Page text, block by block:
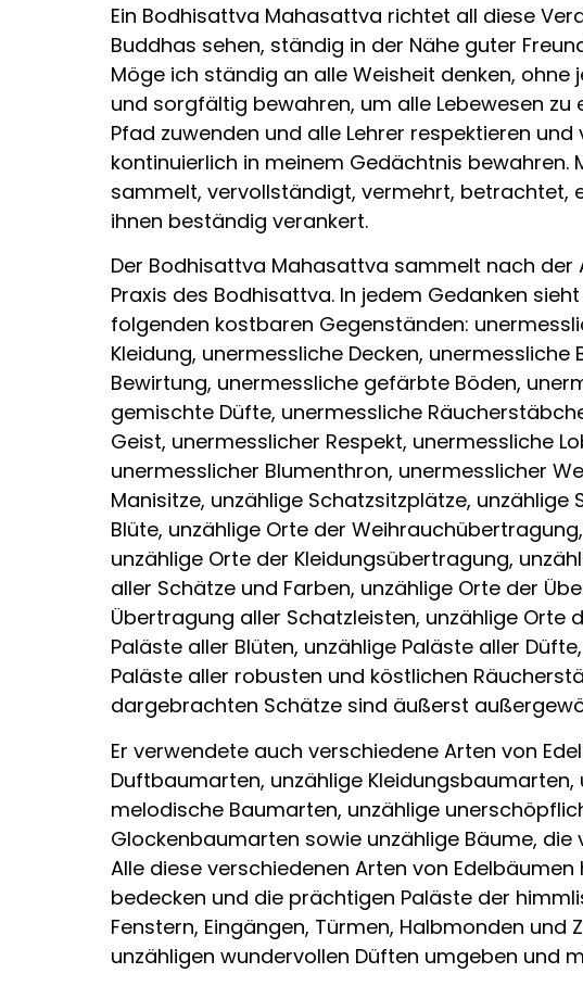
Ein Bodhisattva Mahasattva richtet all diese
Buddhas sehen, ständig in der Nähe guter
Möge ich ständig an alle Weisheit denken,
und sorgfältig bewahren, um alle Lebewesen
Pfad zuwenden und alle Lehrer respektieren
kontinuierlich in meinem Gedächtnis bewahren.
sammelt, vervollständigt, vermehrt, betrachtet,
ihnen beständig verankert.
Der Bodhisattva Mahasattva sammelt nach der
Praxis des Bodhisattva. In jedem Gedanken
folgenden kostbaren Gegenständen:
Kleidung, unermessliche Decken,
Bewirtung, unermessliche gefärbte Böden,
gemischte Düfte, unermessliche
Geist, unermesslicher Respekt, unermessliche
unermesslicher Blumenthron, unermesslicher
Manisitze, unzählige Schatzsitzplätze,
Blüte, unzählige Orte der
unzählige Orte der Kleidungsübertragung,
aller Schätze und Farben, unzählige Orte der
Übertragung aller Schatzleisten, unzählige Orte
Paläste aller Blüten, unzählige Paläste aller
Paläste aller robusten und köstlichen
dargebrachten Schätze sind äußerst
Er verwendete auch verschiedene Arten von
Duftbaumarten, unzählige
melodische Baumarten, unzählige
Glockenbaumarten sowie unzählige Bäume,
Alle diese verschiedenen Arten von
bedecken und die prächtigen Paläste der
Fenstern, Eingängen, Türmen, Halbmonden
unzähligen wundervollen Düften umgeben und